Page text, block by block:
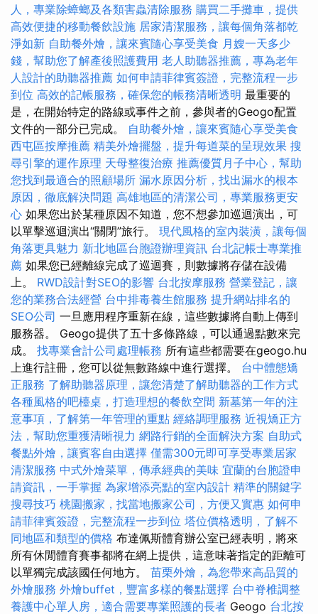
人，專業除蟑螂及各類害蟲清除服務 購買二手攤車，提供
高效便捷的移動餐飲設施 居家清潔服務，讓每個角落都乾
淨如新 自助餐外燴，讓來賓隨心享受美食 月嫂一天多少
錢，幫助您了解產後照護費用 老人助聽器推薦，專為老年
人設計的助聽器推薦 如何申請菲律賓簽證，完整流程一步
到位 高效的記帳服務，確保您的帳務清晰透明 最重要的
是，在開始特定的路線或事件之前，參與者的Geogo配置
文件的一部分已完成。 自助餐外燴，讓來賓隨心享受美食
西屯區按摩推薦 精美外燴擺盤，提升每道菜的呈現效果 搜
尋引擎的運作原理 天母整復治療 推薦優質月子中心，幫助
您找到最適合的照顧場所 漏水原因分析，找出漏水的根本
原因，徹底解決問題 高雄地區的清潔公司，專業服務更安
心 如果您出於某種原因不知道，您不想參加巡迴演出，可
以單擊巡迴演出“關閉”旅行。 現代風格的室內裝潢，讓每個
角落更具魅力 新北地區台胞證辦理資訊 台北記帳士專業推
薦 如果您已經離線完成了巡迴賽，則數據將存儲在設備
上。 RWD設計對SEO的影響 台北按摩服務 營業登記，讓
您的業務合法經營 台中排毒養生館服務 提升網站排名的
SEO公司 一旦應用程序重新在線，這些數據將自動上傳到
服務器。 Geogo提供了五十多條路線，可以通過點數來完
成。 找專業會計公司處理帳務 所有這些都需要在geogo.hu
上進行註冊，您可以從無數路線中進行選擇。 台中體態矯
正服務 了解助聽器原理，讓您清楚了解助聽器的工作方式
各種風格的吧檯桌，打造理想的餐飲空間 新墓第一年的注
意事項，了解第一年管理的重點 經絡調理服務 近視矯正方
法，幫助您重獲清晰視力 網路行銷的全面解決方案 自助式
餐點外燴，讓賓客自由選擇 僅需300元即可享受專業居家
清潔服務 中式外燴菜單，傳承經典的美味 宜蘭的台胞證申
請資訊，一手掌握 為家增添亮點的室內設計 精準的關鍵字
搜尋技巧 桃園搬家，找當地搬家公司，方便又實惠 如何申
請菲律賓簽證，完整流程一步到位 塔位價格透明，了解不
同地區和類型的價格 布達佩斯體育辦公室已經表明，將來
所有休閒體育賽事都將在網上提供，這意味著指定的距離可
以單獨完成該國任何地方。 苗栗外燴，為您帶來高品質的
外燴服務 外燴buffet，豐富多樣的餐點選擇 台中脊椎調整
養護中心單人房，適合需要專業照護的長者 Geogo 台北按